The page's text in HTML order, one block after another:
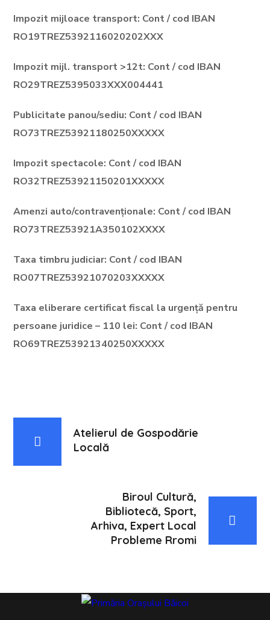
Impozit mijloace transport: Cont / cod IBAN
RO19TREZ5392116020202XXX
Impozit mijl. transport >12t: Cont / cod IBAN
RO29TREZ5395033XXX004441
Publicitate panou/sediu: Cont / cod IBAN
RO73TREZ53921180250XXXXX
Impozit spectacole: Cont / cod IBAN
RO32TREZ53921150201XXXXX
Amenzi auto/contravenționale: Cont / cod IBAN
RO73TREZ53921A350102XXXX
Taxa timbru judiciar: Cont / cod IBAN
RO07TREZ53921070203XXXXX
Taxa eliberare certificat fiscal la urgență pentru
persoane juridice – 110 lei: Cont / cod IBAN
RO69TREZ53921340250XXXXX
Atelierul de Gospodărie
Locală
Biroul Cultură,
Bibliotecă, Sport,
Arhiva, Expert Local
Probleme Rromi